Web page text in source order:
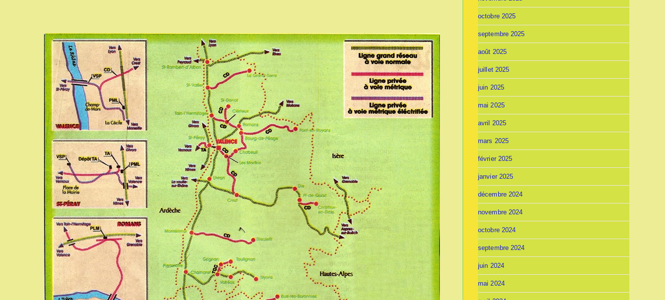
octobre 2025
septembre 2025
août 2025
juillet 2025
juin 2025
mai 2025
avril 2025
mars 2025
février 2025
janvier 2025
décembre 2024
novembre 2024
octobre 2024
septembre 2024
juin 2024
mai 2024